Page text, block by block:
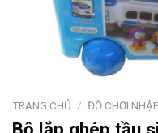
TRANG CHỦ / ĐỒ CHƠI